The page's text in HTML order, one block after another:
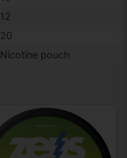
12
20
Nicotine pouch